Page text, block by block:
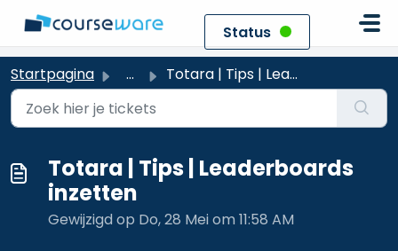
Status
Startpagina ... Totara | Tips | Leaderboards inzetten
Totara | Tips | Leaderboards
inzetten
Gewijzigd op Do, 28 Mei om 11:58 AM